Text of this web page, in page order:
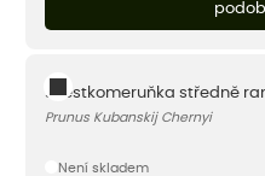
Švestkomeruňka středně
Prunus Kubanskij Chernyi
Není skladem